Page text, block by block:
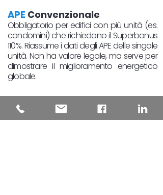
APE Convenzionale
Obbligatorio per edifici con più unità (es.
condomini) che richiedono il Superbonus
110%. Riassume i dati degli APE delle singole
unità. Non ha valore legale, ma serve per
dimostrare il miglioramento energetico
globale.
Richiedi il Certificato Energetico APE
in Piemonte